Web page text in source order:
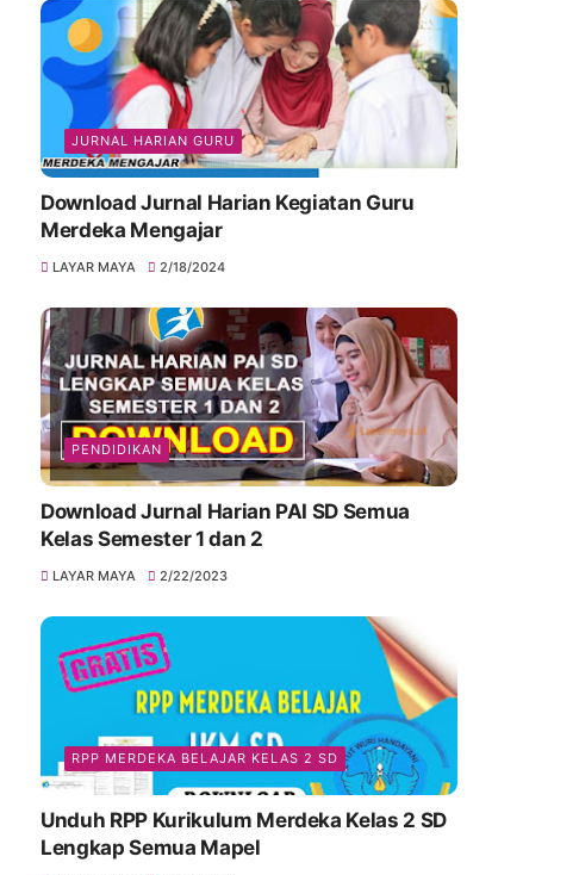
JURNAL HARIAN GURU
Download Jurnal Harian Kegiatan Guru
Merdeka Mengajar
LAYAR MAYA 2/18/2024
PENDIDIKAN
Download Jurnal Harian PAI SD Semua
Kelas Semester 1 dan 2
LAYAR MAYA 2/22/2023
RPP MERDEKA BELAJAR KELAS 2 SD
Unduh RPP Kurikulum Merdeka Kelas 2 SD
Lengkap Semua Mapel